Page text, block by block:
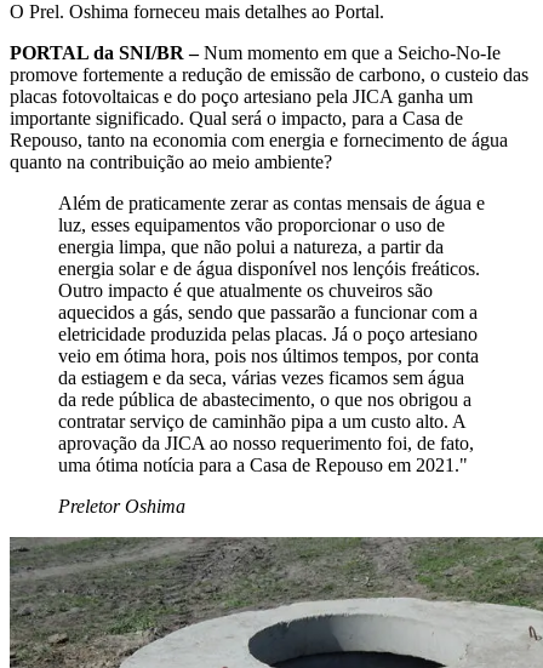
O Prel. Oshima forneceu mais detalhes ao Portal.
PORTAL da SNI/BR –Num momento em que a Seicho-No-Ie
promove fortemente a redução de emissão de carbono, o custeio das
placas fotovoltaicas e do poço artesiano pela JICA ganha um
importante significado. Qual será o impacto, para a Casa de
Repouso, tanto na economia com energia e fornecimento de água
quanto na contribuição ao meio ambiente?
Além de praticamente zerar as contas mensais de água e
luz, esses equipamentos vão proporcionar o uso de
energia limpa, que não polui a natureza, a partir da
energia solar e de água disponível nos lençóis freáticos.
Outro impacto é que atualmente os chuveiros são
aquecidos a gás, sendo que passarão a funcionar com a
eletricidade produzida pelas placas. Já o poço artesiano
veio em ótima hora, pois nos últimos tempos, por conta
da estiagem e da seca, várias vezes ficamos sem água
da rede pública de abastecimento, o que nos obrigou a
contratar serviço de caminhão pipa a um custo alto. A
aprovação da JICA ao nosso requerimento foi, de fato,
uma ótima notícia para a Casa de Repouso em 2021."
Preletor Oshima